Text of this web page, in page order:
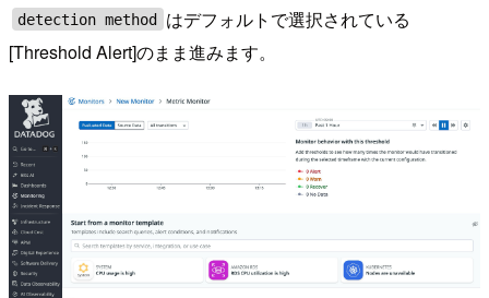
detection method
はデフォルトで選択されている
[Threshold Alert]のまま進みます。